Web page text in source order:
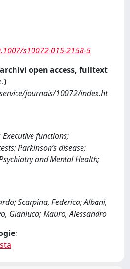
s10072-015-2158-5
open access, fulltext
journals/10072/index.ht
functions;
Parkinson’s disease;
and Mental Health;
Scarpina, Federica; Albani,
Gianluca; Mauro, Alessandro